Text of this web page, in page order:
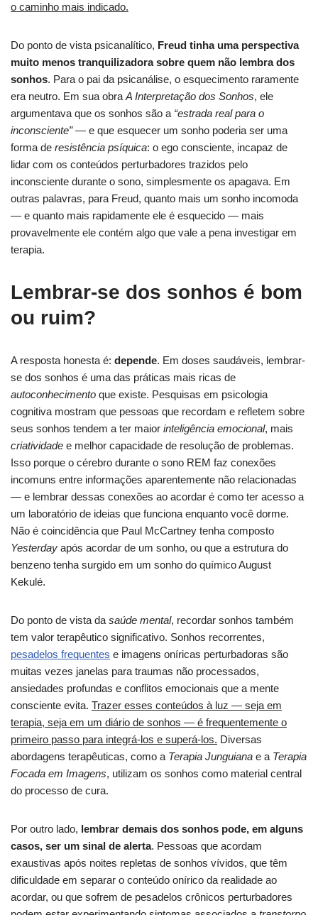
o caminho mais indicado.
Do ponto de vista psicanalítico, Freud tinha uma perspectiva
muito menos tranquilizadora sobre quem não lembra dos
sonhos. Para o pai da psicanálise, o esquecimento raramente
era neutro. Em sua obra A Interpretação dos Sonhos, ele
argumentava que os sonhos são a “estrada real para o
inconsciente”— e que esquecer um sonho poderia ser uma
forma de resistência psíquica: o ego consciente, incapaz de
lidar com os conteúdos perturbadores trazidos pelo
inconsciente durante o sono, simplesmente os apagava. Em
outras palavras, para Freud, quanto mais um sonho incomoda
— e quanto mais rapidamente ele é esquecido — mais
provavelmente ele contém algo que vale a pena investigar em
terapia.
Lembrar-se dos sonhos é bom
ou ruim?
A resposta honesta é: depende. Em doses saudáveis, lembrar-
se dos sonhos é uma das práticas mais ricas de
autoconhecimento que existe. Pesquisas em psicologia
cognitiva mostram que pessoas que recordam e refletem sobre
seus sonhos tendem a ter maior inteligência emocional, mais
criatividade e melhor capacidade de resolução de problemas.
Isso porque o cérebro durante o sono REM faz conexões
incomuns entre informações aparentemente não relacionadas
— e lembrar dessas conexões ao acordar é como ter acesso a
um laboratório de ideias que funciona enquanto você dorme.
Não é coincidência que Paul McCartney tenha composto
Yesterday após acordar de um sonho, ou que a estrutura do
benzeno tenha surgido em um sonho do químico August
Kekulé.
Do ponto de vista da saúde mental, recordar sonhos também
tem valor terapêutico significativo. Sonhos recorrentes,
pesadelos frequentes e imagens oníricas perturbadoras são
muitas vezes janelas para traumas não processados,
ansiedades profundas e conflitos emocionais que a mente
consciente evita. Trazer esses conteúdos à luz — seja em
terapia, seja em um diário de sonhos — é frequentemente o
primeiro passo para integrá-los e superá-los. Diversas
abordagens terapêuticas, como a Terapia Junguiana e a Terapia
Focada em Imagens, utilizam os sonhos como material central
do processo de cura.
Por outro lado, lembrar demais dos sonhos pode, em alguns
casos, ser um sinal de alerta. Pessoas que acordam
exaustivas após noites repletas de sonhos vívidos, que têm
dificuldade em separar o conteúdo onírico da realidade ao
acordar, ou que sofrem de pesadelos crônicos perturbadores